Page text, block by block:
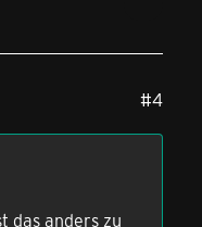
#4
das anders zu